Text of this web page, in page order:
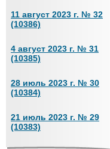
11 август 2023 г. № 32
(10386)
4 август 2023 г. № 31
(10385)
28 июль 2023 г. № 30
(10384)
21 июль 2023 г. № 29
(10383)